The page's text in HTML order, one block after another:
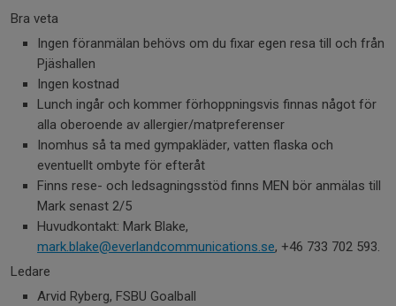
Bra veta
Ingen föranmälan behövs om du fixar egen resa till och från
Pjäshallen
Ingen kostnad
Lunch ingår och kommer förhoppningsvis finnas något för
alla oberoende av allergier/matpreferenser
Inomhus så ta med gympakläder, vatten flaska och
eventuellt ombyte för efteråt
Finns rese- och ledsagningsstöd finns MEN bör anmälas till
Mark senast 2/5
Huvudkontakt: Mark Blake,
mark.blake@everlandcommunications.se, +46 733 702 593.
Ledare
Arvid Ryberg, FSBU Goalball